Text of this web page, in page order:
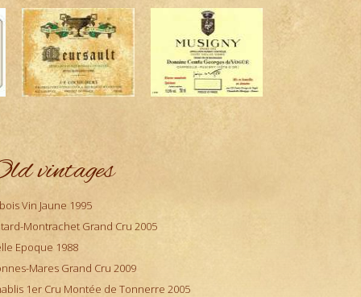
vintages
Vin Jaune 1995
Montrachet Grand Cru 2005
Epoque 1988
Mares Grand Cru 2009
1er Cru Montée de Tonnerre 2005